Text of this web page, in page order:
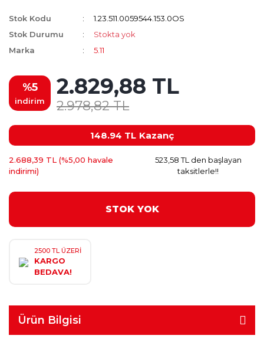
Stok Kodu
1.23.511.0059544.153.0OS
Stok Durumu
Stokta yok
Marka
5.11
%5
indirim
2.829,88 TL
2.978,82 TL
148.94 TL Kazanç
2.688,39 TL (%5,00 havale
indirimi)
523,58 TL den başlayan
taksitlerle!!
STOK YOK
2500 TL ÜZERİ
KARGO
BEDAVA!
Ürün Bilgisi